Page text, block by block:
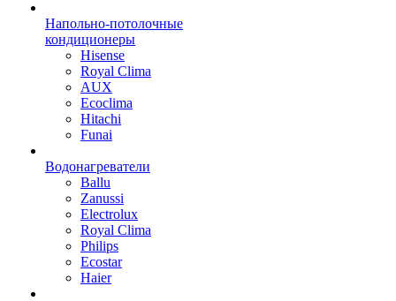
Напольно-потолочные
кондиционеры
Hisense
Royal Clima
AUX
Ecoclima
Hitachi
Funai
Водонагреватели
Ballu
Zanussi
Electrolux
Royal Clima
Philips
Ecostar
Haier